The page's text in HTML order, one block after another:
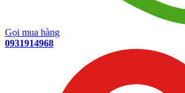
Gọi mua hàng
0931914968